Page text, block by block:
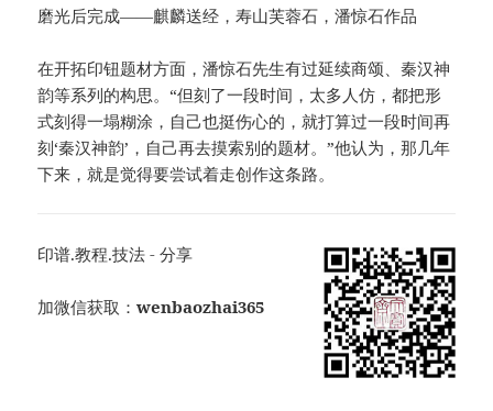
磨光后完成——麒麟送经，寿山芙蓉石，潘惊石作品
在开拓印钮题材方面，潘惊石先生有过延续商颂、秦汉神
韵等系列的构思。“但刻了一段时间，太多人仿，都把形
式刻得一塌糊涂，自己也挺伤心的，就打算过一段时间再
刻‘秦汉神韵’，自己再去摸索别的题材。”他认为，那几年
下来，就是觉得要尝试着走创作这条路。
印谱.教程.技法 - 分享
加微信获取：wenbaozhai365